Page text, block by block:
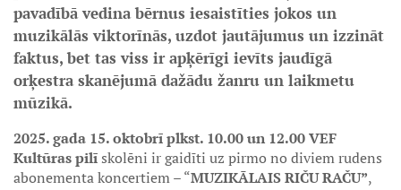
pavadībā vedina bērnus iesaistīties jokos un
muzikālās viktorīnās, uzdot jautājumus un izzināt
faktus, bet tas viss ir apķērīgi ievīts jaudīgā
orķestra skanējumā dažādu žanru un laikmetu
mūzikā.
2025. gada 15. oktobrī plkst. 10.00 un 12.00 VEF
Kultūras pilī skolēni ir gaidīti uz pirmo no diviem rudens
abonementa koncertiem – “MUZIKĀLAIS RIČU RAČU”,